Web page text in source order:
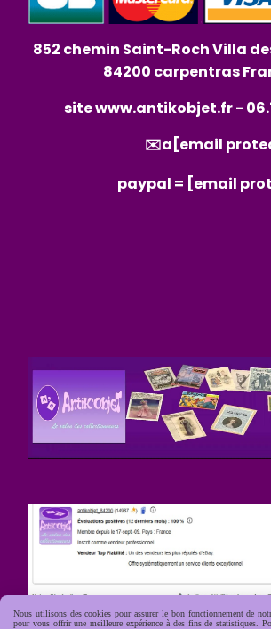
852 chemin Saint-Roch Villa
84200 carpentras
sitewww.antikobjet.fr-
✉️a [email
paypal = [email
Nous utilisons des cookies pour assurer le bon fonctionnement de
pour vous offrir une meilleure expérience à des fins de statistiques.